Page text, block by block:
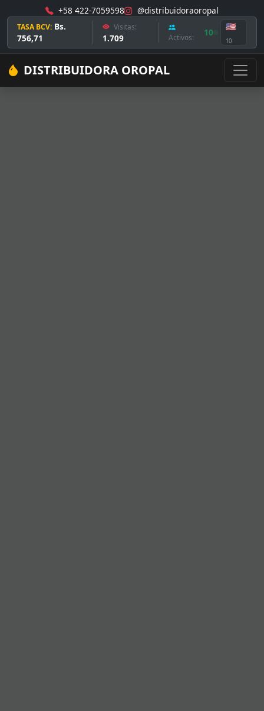
+58 422-7059598 @distribuidoraoropal
TASA BCV: Bs.
756,71
Visitas:
1.709 Activos: 10
🇺🇸
10
DISTRIBUIDORA OROPAL